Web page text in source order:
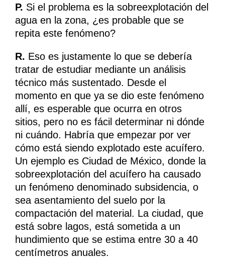
P. Si el problema es la sobreexplotación del
agua en la zona, ¿es probable que se
repita este fenómeno?
R. Eso es justamente lo que se debería
tratar de estudiar mediante un análisis
técnico más sustentado. Desde el
momento en que ya se dio este fenómeno
allí, es esperable que ocurra en otros
sitios, pero no es fácil determinar ni dónde
ni cuándo. Habría que empezar por ver
cómo está siendo explotado este acuífero.
Un ejemplo es Ciudad de México, donde la
sobreexplotación del acuífero ha causado
un fenómeno denominado subsidencia, o
sea asentamiento del suelo por la
compactación del material. La ciudad, que
está sobre lagos, está sometida a un
hundimiento que se estima entre 30 a 40
centímetros anuales.